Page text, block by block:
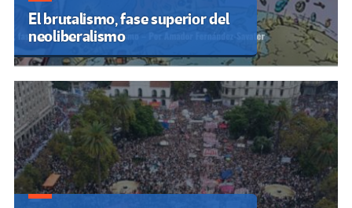
El brutalismo, fase superior del
neoliberalismo